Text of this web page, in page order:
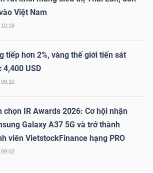
Việt Nam
tiếp hơn 2%, vàng thế giới tiến sát
4,400 USD
chọn IR Awards 2026: Cơ hội nhận
Galaxy A37 5G và trở thành
viên VietstockFinance hạng PRO